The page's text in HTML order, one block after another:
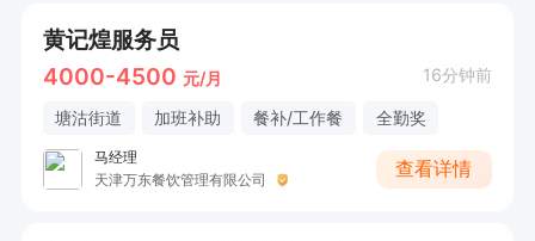
黄记煌服务员
4000-4500 元/月 16分钟前
塘沽街道 加班补助 餐补/工作餐 全勤奖
马经理
天津万东餐饮管理有限公司
查看详情